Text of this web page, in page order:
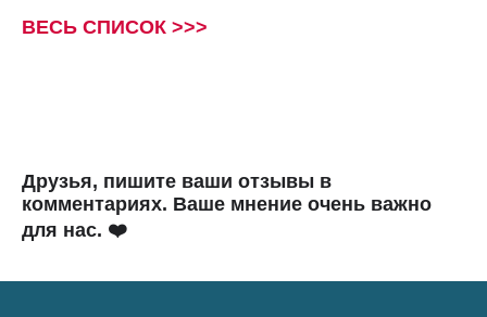
ВЕСЬ СПИСОК >>>
Друзья, пишите ваши отзывы в
комментариях. Ваше мнение очень важно
для нас. ❤️